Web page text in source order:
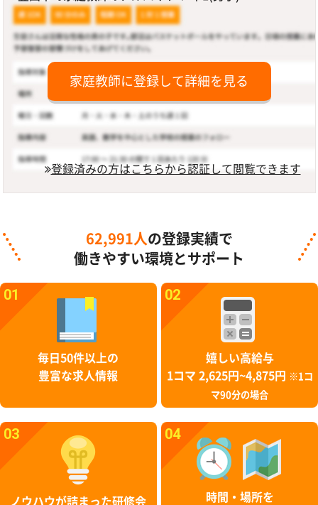
家庭教師に登録して詳細を見る
登録済みの方はこちらから認証して閲覧できます
62,991人 の登録実績で
働きやすい環境とサポート
01
毎日50件以上の
豊富な求人情報
02
嬉しい高給与
1コマ 2,625円~4,875円
※1コ
マ90分の場合
03
ノウハウが詰まった研修会
04
時間・場所を